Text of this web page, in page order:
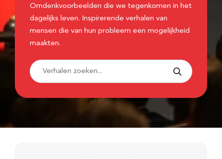
Omdenkvoorbeelden die we tegenkomen in het
dagelijks leven. Inspirerende verhalen van
mensen die van hun probleem een mogelijkheid
maakten.